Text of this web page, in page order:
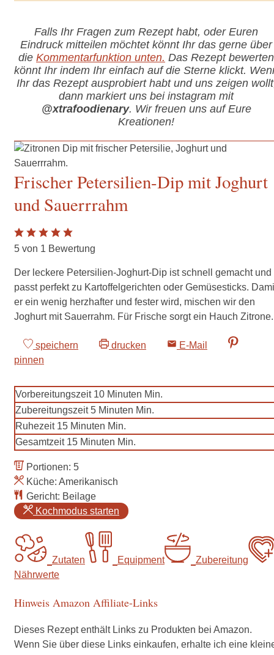
Falls Ihr Fragen zum Rezept habt, oder Euren
Eindruck mitteilen möchtet könnt Ihr das gerne über
die Kommentarfunktion unten. Das Rezept bewerten
könnt Ihr indem Ihr einfach auf die Sterne klickt.
Ihr das Rezept ausprobiert habt und uns zeigen
dann markiert uns bei instagram mit
@xtrafoodienary. Wir freuen uns auf Eure
Kreationen!
Frischer Petersilien-Dip mit Joghurt
und Sauerrrahm
5 von 1 Bewertung
Der leckere Petersilien-Joghurt-Dip ist schnell gemacht und
passt perfekt zu Kartoffelgerichten oder Gemüsesticks.
er ein wenig herzhafter und fester wird, mischen wir den
Joghurt mit Sauerrahm. Für Frische sorgt ein Hauch Zitrone.
speichern drucken
E-Mail
pinnen
Vorbereitungszeit 10 Minuten Min.
Zubereitungszeit 5 Minuten Min.
Ruhezeit 15 Minuten Min.
Gesamtzeit 15 Minuten Min.
Portionen: 5
Küche: Amerikanisch
Gericht: Beilage
Kochmodus starten
Zutaten Equipment
Zubereitung
Nährwerte
Hinweis Amazon Affiliate-Links
Dieses Rezept enthält Links zu Produkten bei Amazon.
Wenn Sie über diese Links einkaufen, erhalte ich eine